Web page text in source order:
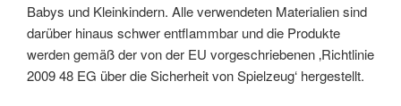
Babys und Kleinkindern. Alle verwendeten Materialien sind
darüber hinaus schwer entflammbar und die Produkte
werden gemäß der von der EU vorgeschriebenen ‚Richtlinie
2009 48 EG über die Sicherheit von Spielzeug‘ hergestellt.